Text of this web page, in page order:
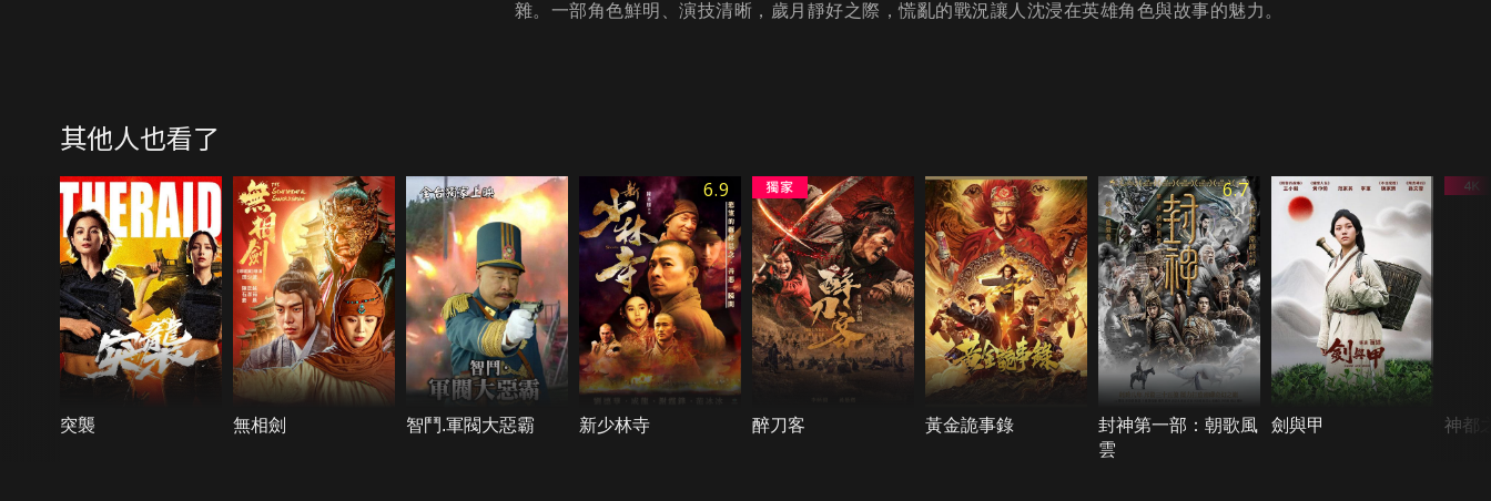
雜。一部角色鮮明、演技清晰，歲月靜好之際，慌亂的戰況讓人沈浸在英雄角色與故事的魅力。
其他人也看了
突襲 無相劍 智鬥.軍閥大惡霸
6.9
新少林寺 醉刀客 黃金詭事錄
6.7
封神第一部：朝歌風
雲
劍與甲 神都